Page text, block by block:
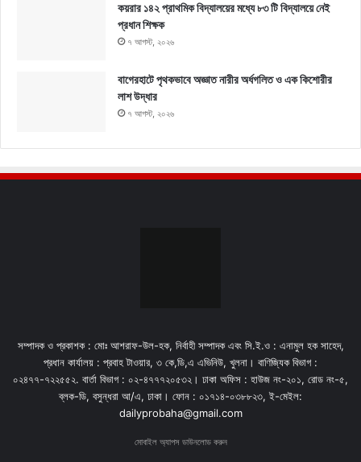
কয়রার ১৪২ প্রাথমিক বিদ্যালয়ের মধ্যে ৮৩ টি বিদ্যালয়ে নেই
প্রধান শিক্ষক
৭ আগস্ট, ২০২৬
বাগেরহাটে পৃথকভাবে অজ্ঞাত নারীর অর্ধগলিত ও এক কিশোরীর
লাশ উদ্ধার
৭ আগস্ট, ২০২৬
সম্পাদক ও প্রকাশক : মোঃ আশরাফ-উল-হক, নির্বাহী সম্পাদক এবং সি.ই.ও : এনামুল হক সাহেদ,
প্রধান কার্যালয় : প্রবাহ টাওয়ার, ৩ কে,ডি,এ এভিনিউ, খুলনা। বাণিজ্যিক বিভাগ :
০২৪৭৭-৭২২৫৫২. বার্তা বিভাগ : ০২-৪৭৭৭২০৫৩২। ঢাকা অফিস : হাউজ নং-২০১, রোড নং-৫,
ব্লক-ডি, বসুন্ধরা আ/এ, ঢাকা। ফোন : ০১৭১৪-০৩৮৮২৩, ই-মেইল:
dailyprobaha@gmail.com
মোবাইল অ্যাপস ডাউনলোড করুন